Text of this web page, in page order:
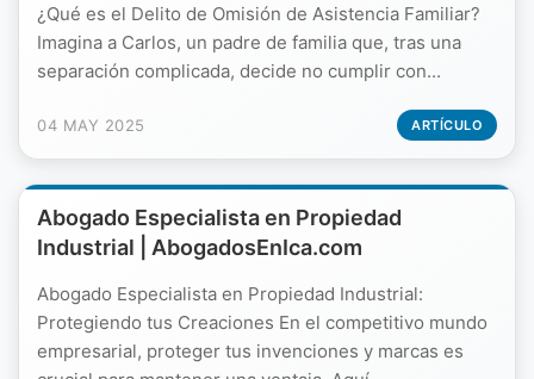
¿Qué es el Delito de Omisión de Asistencia Familiar?
Imagina a Carlos, un padre de familia que, tras una
separación complicada, decide no cumplir con...
04 MAY 2025 ARTÍCULO
Abogado Especialista en Propiedad
Industrial | AbogadosEnIca.com
Abogado Especialista en Propiedad Industrial:
Protegiendo tus Creaciones En el competitivo mundo
empresarial, proteger tus invenciones y marcas es